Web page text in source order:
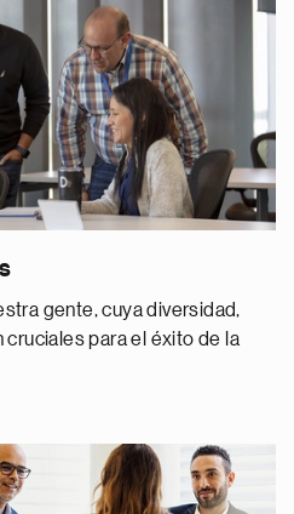
gente, cuya diversidad,
para el éxito de la